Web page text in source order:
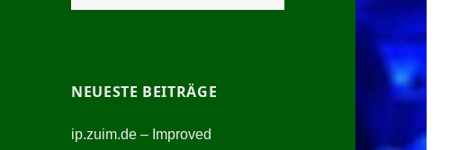
nach:
NEUESTE BEITRÄGE
ip.zuim.de – Improved